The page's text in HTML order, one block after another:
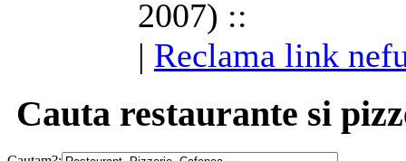
2007) ::
| Reclama link
Cauta restaurante si